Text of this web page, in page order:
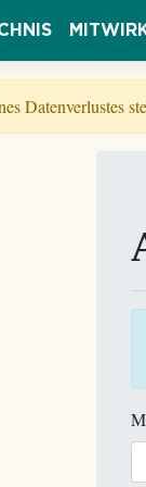
Datenverlustes